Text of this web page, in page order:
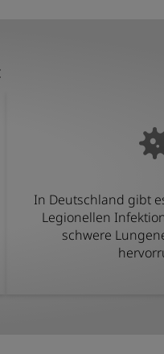
In Deutschland gibt
Legionellen
schwere